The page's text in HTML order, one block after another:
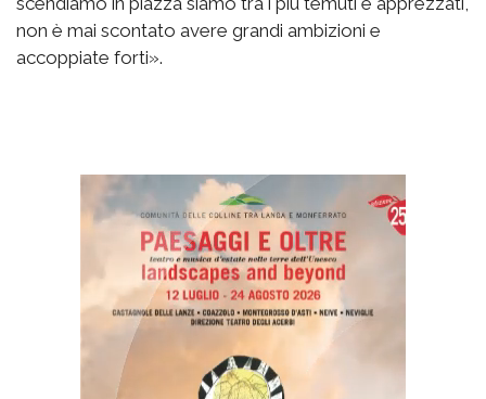
non è mai scontato avere grandi ambizioni e
accoppiate forti».